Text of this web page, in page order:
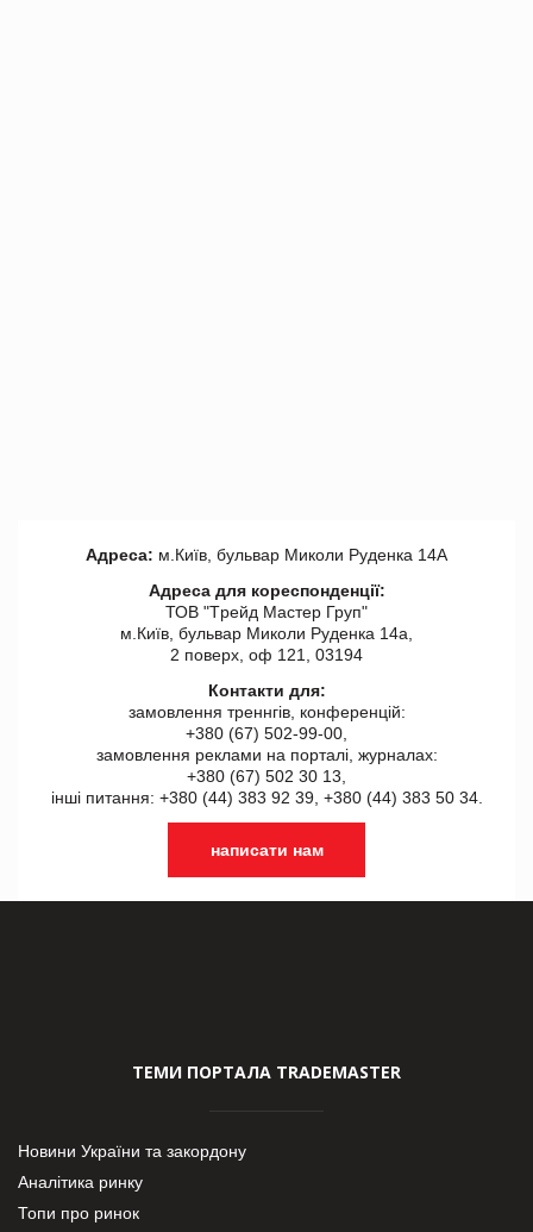
Адреса: м.Київ, бульвар Миколи Руденка 14А
Адреса для кореспонденції:
ТОВ "Tрейд Мастер Груп"
м.Київ, бульвар Миколи Руденка 14а,
2 поверх, оф 121, 03194
Контакти для:
замовлення треннгів, конференцій:
+380 (67) 502-99-00,
замовлення реклами на порталі, журналах:
+380 (67) 502 30 13,
інші питання: +380 (44) 383 92 39, +380 (44) 383 50 34.
написати нам
ТЕМИ ПОРТАЛА TRADEMASTER
Новини України та закордону
Аналітика ринку
Топи про ринок